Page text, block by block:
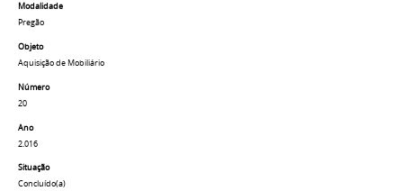
Modalidade
Pregão
Objeto
Aquisição de Mobiliário
Número
20
Ano
2.016
Situação
Concluído(a)